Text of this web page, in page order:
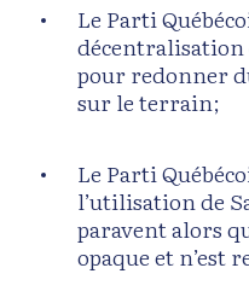
Le Parti
décentralisation
pour redonner
sur le terrain;
Le Parti
l’utilisation de
paravent alors
opaque et n’est